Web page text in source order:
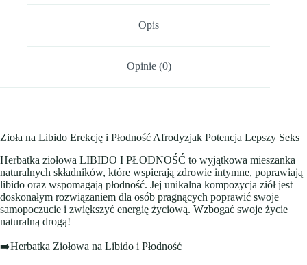
Opis
Opinie (0)
Zioła na Libido Erekcję i Płodność Afrodyzjak Potencja Lepszy Seks
Herbatka ziołowa LIBIDO I PŁODNOŚĆ to wyjątkowa mieszanka
naturalnych składników, które wspierają zdrowie intymne, poprawiają
libido oraz wspomagają płodność. Jej unikalna kompozycja ziół jest
doskonałym rozwiązaniem dla osób pragnących poprawić swoje
samopoczucie i zwiększyć energię życiową. Wzbogać swoje życie
naturalną drogą!
➡️Herbatka Ziołowa na Libido i Płodność